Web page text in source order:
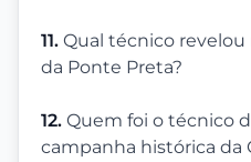
11. Qual técnico revelou
da Ponte Preta?
12. Quem foi o técnico
campanha histórica da